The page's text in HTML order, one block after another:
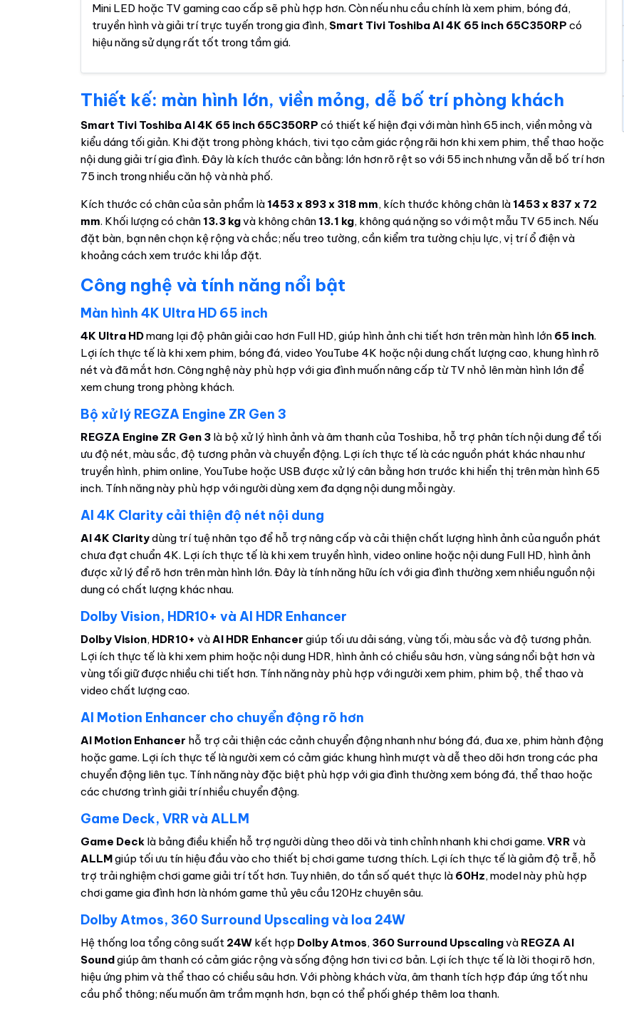
Mini LED hoặc TV gaming cao cấp sẽ phù hợp hơn. Còn nếu nhu cầu chính là xem phim, bóng đá,
truyền hình và giải trí trực tuyến trong gia đình, Smart Tivi Toshiba AI 4K 65 inch 65C350RP có
hiệu năng sử dụng rất tốt trong tầm giá.
Thiết kế: màn hình lớn, viền mỏng, dễ bố trí phòng khách
Smart Tivi Toshiba AI 4K 65 inch 65C350RP có thiết kế hiện đại với màn hình 65 inch, viền mỏng và
kiểu dáng tối giản. Khi đặt trong phòng khách, tivi tạo cảm giác rộng rãi hơn khi xem phim, thể thao hoặc
nội dung giải trí gia đình. Đây là kích thước cân bằng: lớn hơn rõ rệt so với 55 inch nhưng vẫn dễ bố trí hơn
75 inch trong nhiều căn hộ và nhà phố.
Kích thước có chân của sản phẩm là1453 x 893 x 318 mm, kích thước không chân là1453 x 837 x 72
mm. Khối lượng có chân13.3 kgvà không chân13.1 kg, không quá nặng so với một mẫu TV 65 inch. Nếu
đặt bàn, bạn nên chọn kệ rộng và chắc; nếu treo tường, cần kiểm tra tường chịu lực, vị trí ổ điện và
khoảng cách xem trước khi lắp đặt.
Công nghệ và tính năng nổi bật
Màn hình 4K Ultra HD 65 inch
4K Ultra HDmang lại độ phân giải cao hơn Full HD, giúp hình ảnh chi tiết hơn trên màn hình lớn 65 inch.
Lợi ích thực tế là khi xem phim, bóng đá, video YouTube 4K hoặc nội dung chất lượng cao, khung hình rõ
nét và đã mắt hơn. Công nghệ này phù hợp với gia đình muốn nâng cấp từ TV nhỏ lên màn hình lớn để
xem chung trong phòng khách.
Bộ xử lý REGZA Engine ZR Gen 3
REGZA Engine ZR Gen 3 là bộ xử lý hình ảnh và âm thanh của Toshiba, hỗ trợ phân tích nội dung để tối
ưu độ nét, màu sắc, độ tương phản và chuyển động. Lợi ích thực tế là các nguồn phát khác nhau như
truyền hình, phim online, YouTube hoặc USB được xử lý cân bằng hơn trước khi hiển thị trên màn hình 65
inch. Tính năng này phù hợp với người dùng xem đa dạng nội dung mỗi ngày.
AI 4K Clarity cải thiện độ nét nội dung
AI 4K Claritydùng trí tuệ nhân tạo để hỗ trợ nâng cấp và cải thiện chất lượng hình ảnh của nguồn phát
chưa đạt chuẩn 4K. Lợi ích thực tế là khi xem truyền hình, video online hoặc nội dung Full HD, hình ảnh
được xử lý để rõ hơn trên màn hình lớn. Đây là tính năng hữu ích với gia đình thường xem nhiều nguồn nội
dung có chất lượng khác nhau.
Dolby Vision, HDR10+ và AI HDR Enhancer
Dolby Vision, HDR10+ và AI HDR Enhancer giúp tối ưu dải sáng, vùng tối, màu sắc và độ tương phản.
Lợi ích thực tế là khi xem phim hoặc nội dung HDR, hình ảnh có chiều sâu hơn, vùng sáng nổi bật hơn và
vùng tối giữ được nhiều chi tiết hơn. Tính năng này phù hợp với người xem phim, phim bộ, thể thao và
video chất lượng cao.
AI Motion Enhancer cho chuyển động rõ hơn
AI Motion Enhancer hỗ trợ cải thiện các cảnh chuyển động nhanh như bóng đá, đua xe, phim hành động
hoặc game. Lợi ích thực tế là người xem có cảm giác khung hình mượt và dễ theo dõi hơn trong các pha
chuyển động liên tục. Tính năng này đặc biệt phù hợp với gia đình thường xem bóng đá, thể thao hoặc
các chương trình giải trí nhiều chuyển động.
Game Deck, VRR và ALLM
Game Deck là bảng điều khiển hỗ trợ người dùng theo dõi và tinh chỉnh nhanh khi chơi game.VRR và
ALLMgiúp tối ưu tín hiệu đầu vào cho thiết bị chơi game tương thích. Lợi ích thực tế là giảm độ trễ, hỗ
trợ trải nghiệm chơi game giải trí tốt hơn. Tuy nhiên, do tần số quét thực là 60Hz, model này phù hợp
chơi game gia đình hơn là nhóm game thủ yêu cầu 120Hz chuyên sâu.
Dolby Atmos, 360 Surround Upscaling và loa 24W
Hệ thống loa tổng công suất 24W kết hợp Dolby Atmos, 360 Surround Upscalingvà REGZA AI
Soundgiúp âm thanh có cảm giác rộng và sống động hơn tivi cơ bản. Lợi ích thực tế là lời thoại rõ hơn,
hiệu ứng phim và thể thao có chiều sâu hơn. Với phòng khách vừa, âm thanh tích hợp đáp ứng tốt nhu
cầu phổ thông; nếu muốn âm trầm mạnh hơn, bạn có thể phối ghép thêm loa thanh.